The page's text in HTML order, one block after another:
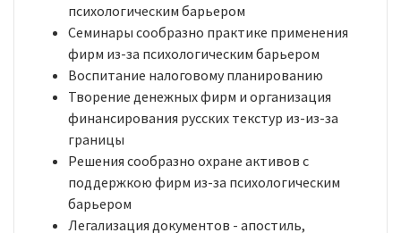
психологическим барьером
Семинары сообразно практике применения
фирм из-за психологическим барьером
Воспитание налоговому планированию
Творение денежных фирм и организация
финансирования русских текстур из-из-за
границы
Решения сообразно охране активов с
поддержкою фирм из-за психологическим
барьером
Легализация документов - апостиль,